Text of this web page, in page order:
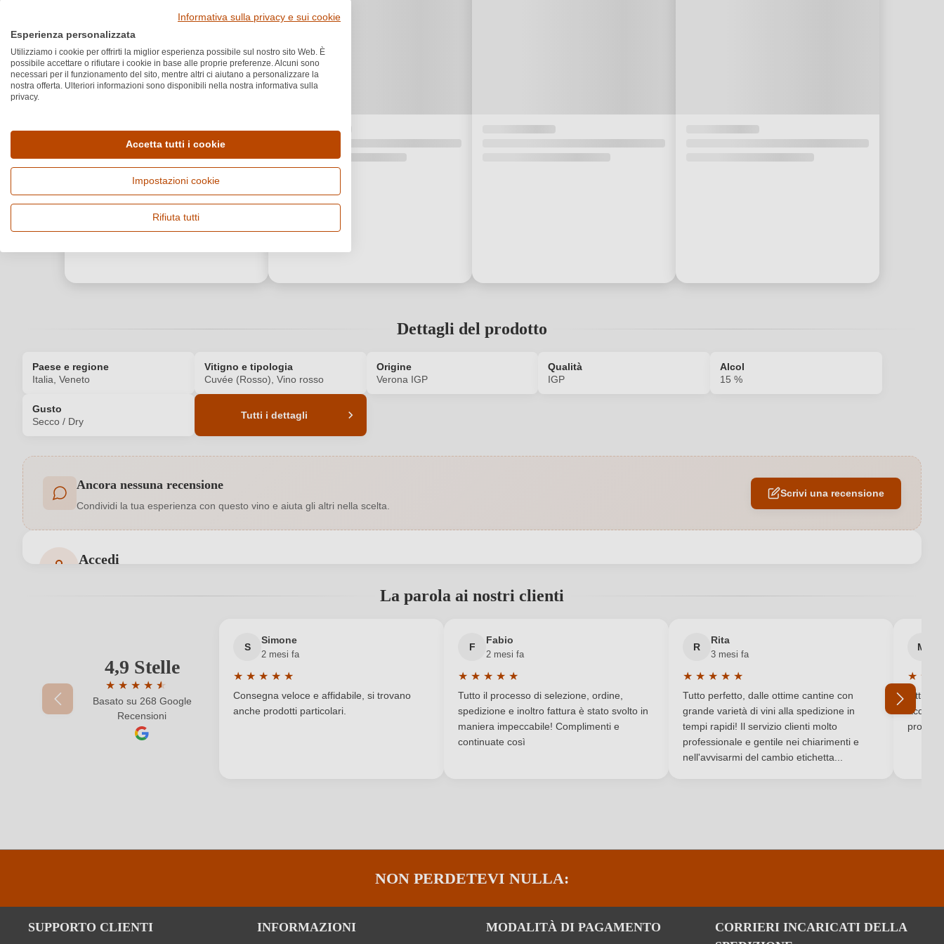
Dettagli del prodotto
Paese e regione
Italia, Veneto
Vitigno e tipologia
Cuvée (Rosso), Vino rosso
Origine
Verona IGP
Qualità
IGP
Alcol
15 %
Gusto
Secco / Dry
Tutti i dettagli
Colore dell'uva 15 %
Formato Verona IGP
Tappo di bottiglia Tappo in sughero naturale
Varietà di uva Cuvée (Rosso)
Varietà di uve della cuvée Cabernet Sauvignon, Merlot, Sangiovese, Barbera
Ancora nessuna recensione
Condividi la tua esperienza con questo vino e aiuta gli altri nella scelta.
Scrivi una recensione
Accedi
Il tuo indirizzo e-mail
La tua password
Ho dimenticato la mia password.
La parola ai nostri clienti
4,9 Stelle
★ ★ ★ ★ ★
★
Valutazione media di 4.9 su 5 stelle
Basato su 268 Google
Recensioni
S
Simone
2 mesi fa
★ ★ ★ ★ ★
Valutazione media di 5 su 5 stelle
Consegna veloce e affidabile, si trovano
anche prodotti particolari.
F
Fabio
2 mesi fa
★ ★ ★ ★ ★
Valutazione media di 5 su 5 stelle
Tutto il processo di selezione, ordine,
spedizione e inoltro fattura è stato svolto in
maniera impeccabile! Complimenti e
continuate così
R
Rita
3 mesi fa
★ ★ ★ ★ ★
Valutazione media di 5 su 5 stelle
Tutto perfetto, dalle ottime cantine con
grande varietà di vini alla spedizione in
tempi rapidi! Il servizio clienti molto
professionale e gentile nei chiarimenti e
nell'avvisarmi del cambio etichetta...
M
★ ★
Ottimo
NON PERDETEVI NULLA:
SUPPORTO CLIENTI INFORMAZIONI MODALITÀ DI PAGAMENTO
CORRIERI INCARICATI DELLA
Informativa sulla privacy e sui cookie
Esperienza personalizzata
Utilizziamo i cookie per offrirti la miglior esperienza possibile sul nostro sito Web. È
possibile accettare o rifiutare i cookie in base alle proprie preferenze. Alcuni sono
necessari per il funzionamento del sito, mentre altri ci aiutano a personalizzare la
nostra offerta. Ulteriori informazioni sono disponibili nella nostra informativa sulla
privacy.
Accetta tutti i cookie
Impostazioni cookie
Rifiuta tutti